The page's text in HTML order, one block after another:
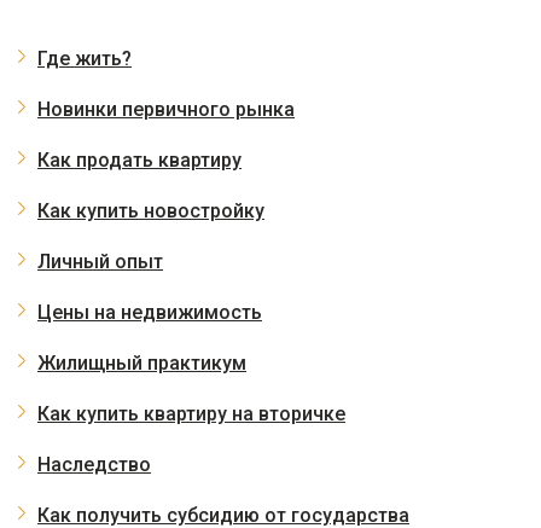
Где жить?
Новинки первичного рынка
Как продать квартиру
Как купить новостройку
Личный опыт
Цены на недвижимость
Жилищный практикум
Как купить квартиру на вторичке
Наследство
Как получить субсидию от государства